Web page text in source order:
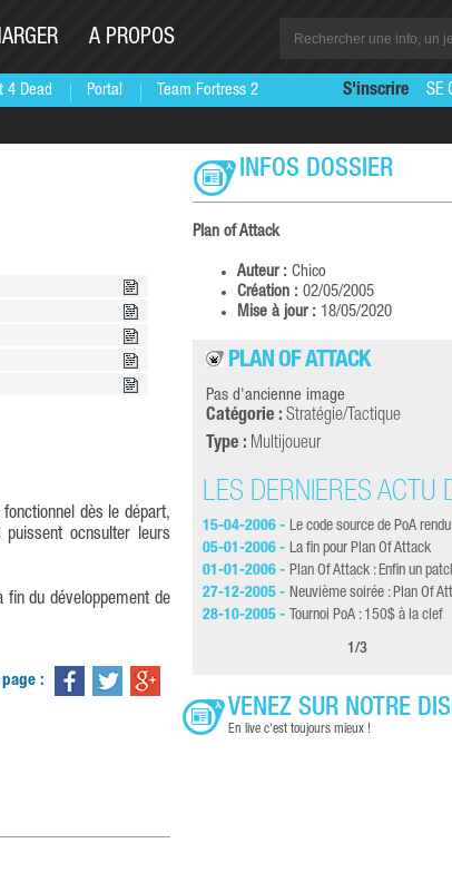
4 Dead Portal Team Fortress 2
A PROPOS
S'inscrire SE
ocnsulter leurs
du développement de
:
INFOS DOSSIER
Plan of Attack
Auteur : Chico
Création : 02/05/2005
Mise à jour : 18/05/2020
PLAN OF ATTACK
Pas d'ancienne image
Catégorie : Stratégie/Tactique
Type : Multijoueur
LES DERNIÈRES ACTU
15-04-2006 - Le code source de PoA
05-01-2006 - La fin pour Plan Of Attack
01-01-2006 - Plan Of Attack : Enfin un
27-12-2005 - Neuvième soirée : Plan Of
28-10-2005 -
Tournoi PoA : 150$ à la clef
1 /3
VENEZ SUR NOTRE
En live c'est toujours mieux !